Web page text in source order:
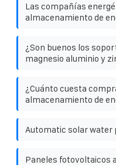
Las compañías
almacenamiento de
¿Son buenos los
magnesio aluminio y
¿Cuánto cuesta
almacenamiento de
Automatic solar water
Paneles fotovoltaicos